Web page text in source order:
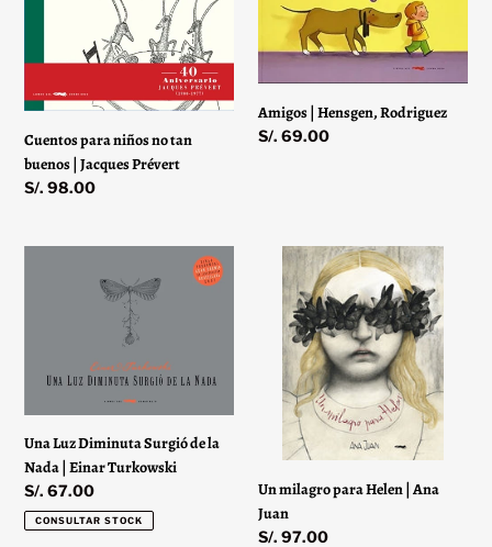
buenos
Jacques
Prévert
Cuentos para niños no tan
buenos | Jacques Prévert
Precio
S/. 98.00
Rodriguez
Amigos | Hensgen, Rodriguez
Precio
S/. 69.00
Einar
Turkowski
Una Luz Diminuta Surgió de la
Nada | Einar Turkowski
Precio
habitual
S/. 67.00
CONSULTAR STOCK
milagro
para
Helen
Juan
Un milagro para Helen | Ana
Juan
Precio
S/. 97.00